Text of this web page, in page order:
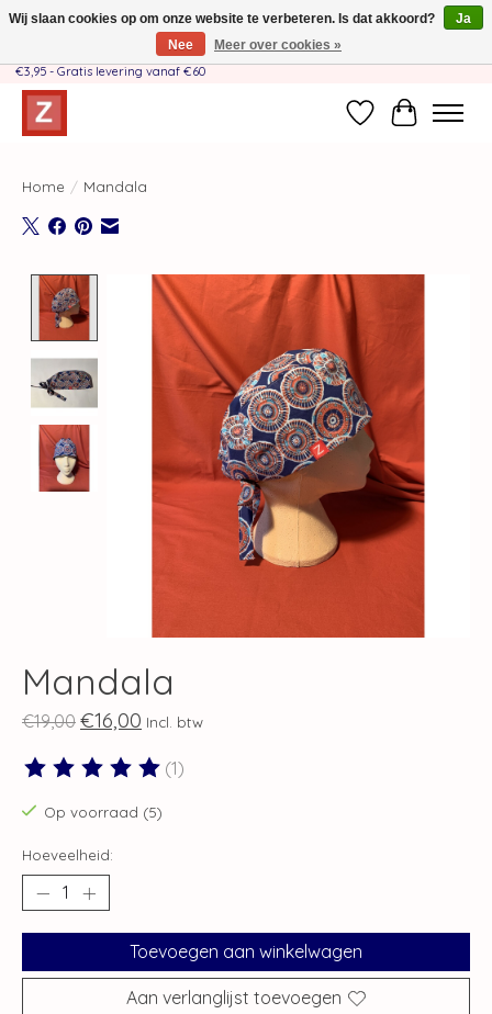
Handgemaakt door moeder-dochterteam❤️ - Verzendkosten BE & NL SLECHTS
€3,95 - Gratis levering vanaf €60
Verlanglijst
Home / Mandala
Product image slideshow Items
Mandala
€19,00 €16,00 Incl. btw
De beoordeling van dit product is
(1)
Op voorraad (5)
Hoeveelheid:
Toevoegen aan winkelwagen
Aan verlanglijst toevoegen
Wij slaan cookies op om onze website te verbeteren. Is dat akkoord?
Ja
Nee
Meer over cookies »